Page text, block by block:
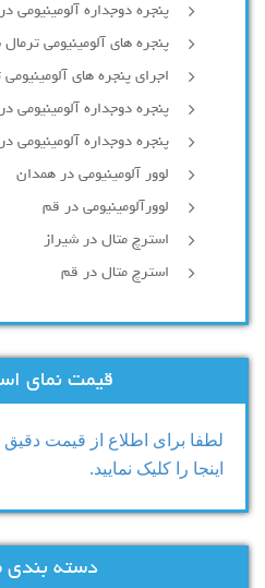
پنجره دوجداره آلومينيومی
پنجره های آلومینیومی
اجرای پنجره های
پنجره دوجداره آلومینیومی
پنجره دوجداره آلومینیومی
لوور آلومینیومی در همدان
لوورآلومینیومی در قم
استرچ متال در شیراز
استرچ متال در قم
قیمت نمای
لطفا برای اطلاع از قیمت
اینجا را کلیک نمایید.
دسته بندی